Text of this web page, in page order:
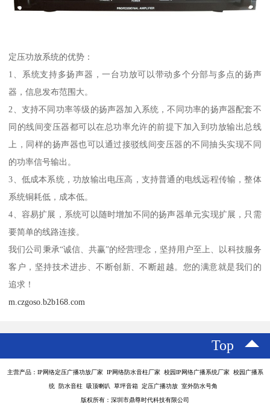
定压功放系统的优势：
1、系统支持多扬声器，一台功放可以带动多个分部与多点的扬声
器，信息发布范围大。
2、支持不同功率等级的扬声器加入系统，不同功率的扬声器配套不
同的线间变压器都可以在总功率允许的前提下加入到功放输出总线
上，同样的扬声器也可以通过接驳线间变压器的不同抽头实现不同
的功率信号输出。
3、低成本系统，功放输出电压高，支持普通的电线远程传输，整体
系统铜耗低，成本低。
4、容易扩展，系统可以随时增加不同的扬声器单元实现扩展，只需
要简单的线路连接。
我们公司秉承“诚信、共赢”的经营理念，坚持用户至上、以科技服务
客户，坚持技术进步、不断创新、不断超越。您的满意就是我们的
追求！
m.czgoso.b2b168.com
Top
主营产品：IP网络定压广播功放厂家 IP网络防水音柱厂家 校园IP网络广播系统厂家 校园广播系
统 防水音柱 吸顶喇叭 草坪音箱 定压广播功放 室外防水号角
版权所有：深圳市鼎尊时代科技有限公司